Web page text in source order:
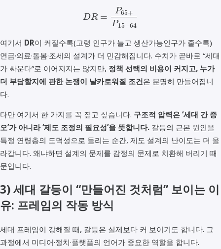
DR =
P65+
P15−64
여기서 DR이 커질수록(고령 인구가 늘고 생산가능인구가 줄수록)
연금·의료·돌봄·조세의 설계가 더 민감해집니다. 수치가 곧바로 “세대
가 싸운다”로 이어지지는 않지만, 정책 선택의 비용이 커지고, 누가
더 부담할지에 관한 논쟁이 날카로워질 조건은 분명히 만들어집니
다.
다만 여기서 한 가지를 꼭 짚고 싶습니다. 구조적 압력은 ‘세대 간 증
오’가 아니라 ‘제도 조정의 필요성’을 뜻합니다. 갈등의 근본 원인을
특정 연령층의 도덕성으로 돌리는 순간, 제도 설계의 난이도는 더 올
라갑니다. 왜냐하면 설계의 문제를 감정의 문제로 치환해 버리기 때
문입니다.
3) 세대 갈등이 “만들어진 것처럼” 보이는 이
유: 프레임의 작동 방식
세대 프레임이 강해질 때, 갈등은 실제보다 커 보이기도 합니다. 그
과정에서 미디어·정치·플랫폼의 언어가 중요한 역할을 합니다.